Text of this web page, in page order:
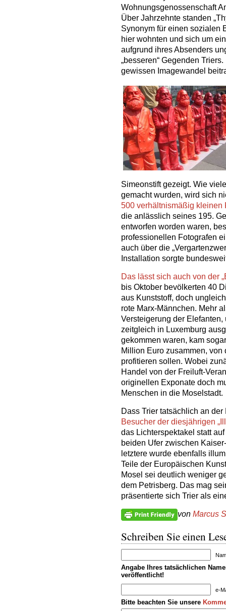
Wohnungsgenossenschaft
Über Jahrzehnte standen
Synonym für einen sozialen
hier wohnten und sich um
aufgrund ihres Absenders
„besseren“ Gegenden
gewissen Imagewandel
Simeonstift gezeigt. Wie
gemacht wurden, wird sich
500 verhältnismäßig kleinen
die anlässlich seines 195.
entworfen worden waren,
professionellen Fotografen
auch über die
Installation sorgte
Das lässt sich auch von der
bis Oktober bevölkerten 40
aus Kunststoff, doch
rote Marx-Männchen. Mehr
Versteigerung der
zeitgleich in Luxemburg
gekommen waren, kam
Million Euro zusammen,
profitieren sollen. Wobei
Handel von der Freiluft-
originellen Exponate doch
Menschen in die Moselstadt.
Dass Trier tatsächlich an
Besucher der diesjährigen
das Lichterspektakel statt
beiden Ufer zwischen
letztere wurde ebenfalls
Teile der Europäischen
Mosel sei deutlich weniger
dem Petrisberg. Das mag
präsentierte sich Trier als
von Marcus
Schreiben Sie einen
Angabe Ihres tatsächlichen
veröffentlicht!
e-
Bitte beachten Sie unsere